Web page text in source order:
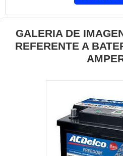
GALERIA DE
REFERENTE A